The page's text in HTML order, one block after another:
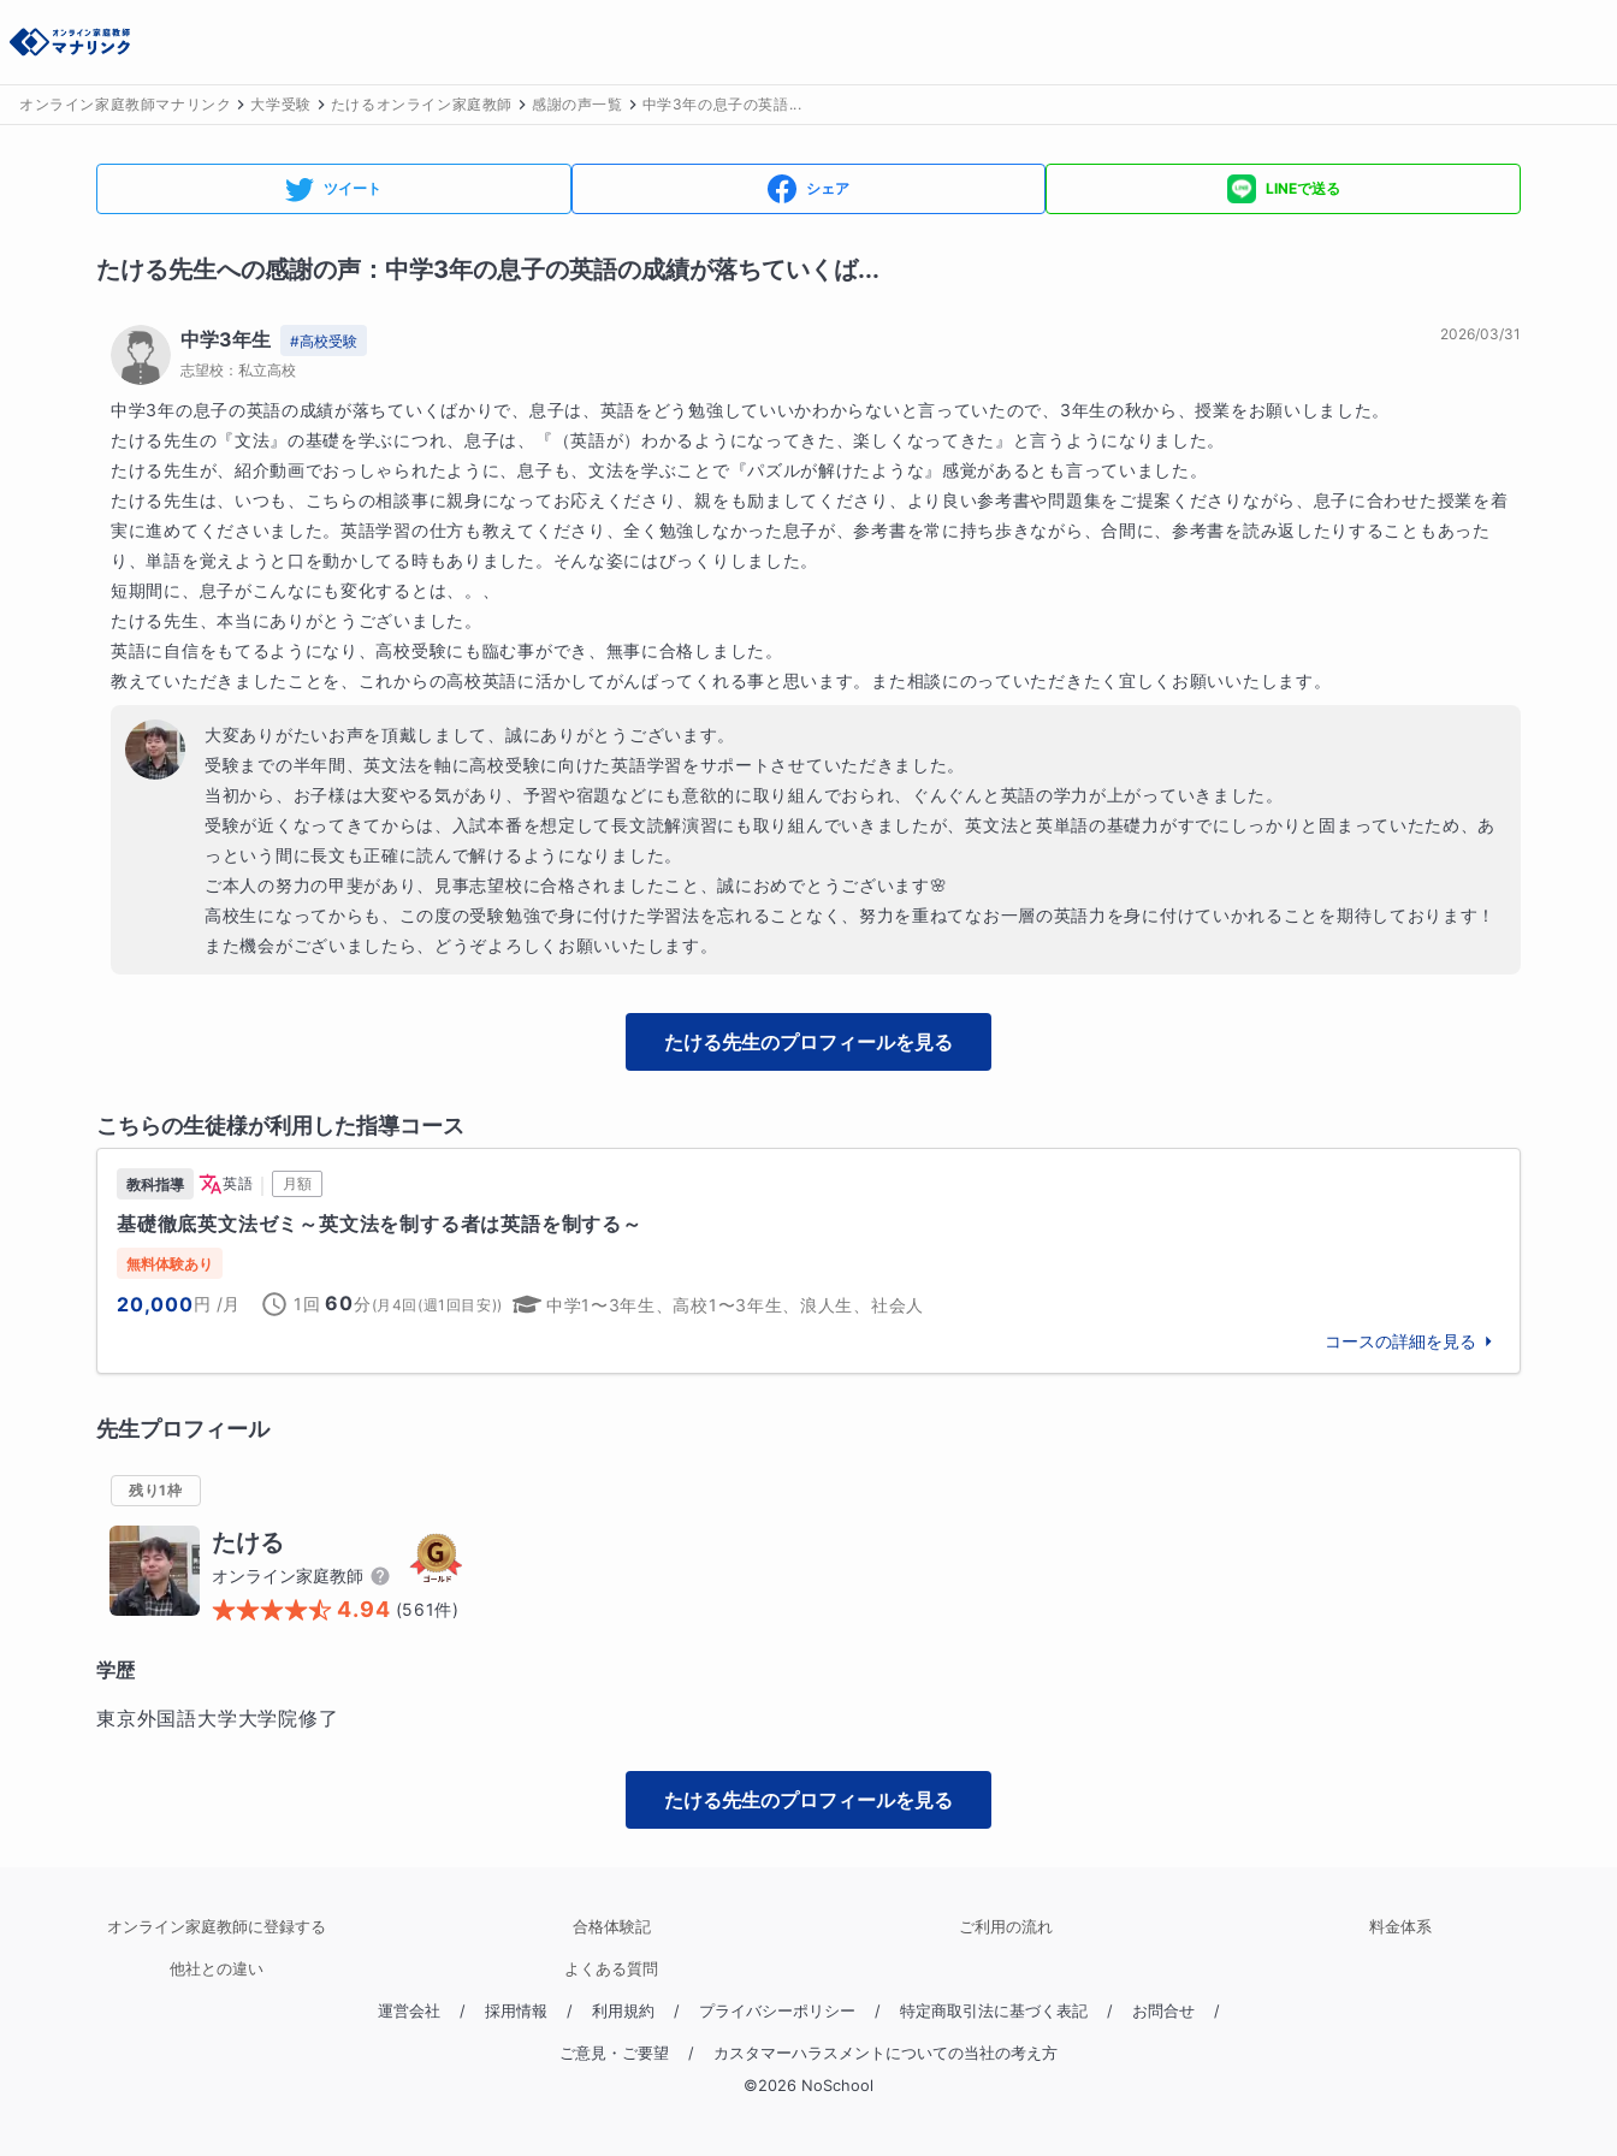
オンライン家庭教師マナリンク 大学受験 たけるオンライン家庭教師 感謝の声一覧 中学3年の息子の英語...
ツイート シェア LINEで送る
たける先生への感謝の声： 中学3年の息子の英語の成績が落ちていくば...
中学3年生 #高校受験
志望校： 私立高校
2026/03/31
中学3年の息子の英語の成績が落ちていくばかりで、息子は、英語をどう勉強していいかわからないと言っていたので、3年生の秋から、授業をお願いしました。
たける先生の『文法』の基礎を学ぶにつれ、息子は、『（英語が）わかるようになってきた、楽しくなってきた』と言うようになりました。
たける先生が、紹介動画でおっしゃられたように、息子も、文法を学ぶことで『パズルが解けたような』感覚があるとも言っていました。
たける先生は、いつも、こちらの相談事に親身になってお応えくださり、親をも励ましてくださり、より良い参考書や問題集をご提案くださりながら、息子に合わせた授業を着
実に進めてくださいました。英語学習の仕方も教えてくださり、全く勉強しなかった息子が、参考書を常に持ち歩きながら、合間に、参考書を読み返したりすることもあった
り、単語を覚えようと口を動かしてる時もありました。そんな姿にはびっくりしました。
短期間に、息子がこんなにも変化するとは、。、
たける先生、本当にありがとうございました。
英語に自信をもてるようになり、高校受験にも臨む事ができ、無事に合格しました。
教えていただきましたことを、これからの高校英語に活かしてがんばってくれる事と思います。また相談にのっていただきたく宜しくお願いいたします。
大変ありがたいお声を頂戴しまして、誠にありがとうございます。
受験までの半年間、英文法を軸に高校受験に向けた英語学習をサポートさせていただきました。
当初から、お子様は大変やる気があり、予習や宿題などにも意欲的に取り組んでおられ、ぐんぐんと英語の学力が上がっていきました。
受験が近くなってきてからは、入試本番を想定して長文読解演習にも取り組んでいきましたが、英文法と英単語の基礎力がすでにしっかりと固まっていたため、あ
っという間に長文も正確に読んで解けるようになりました。
ご本人の努力の甲斐があり、見事志望校に合格されましたこと、誠におめでとうございます🌸
高校生になってからも、この度の受験勉強で身に付けた学習法を忘れることなく、努力を重ねてなお一層の英語力を身に付けていかれることを期待しております！
また機会がございましたら、どうぞよろしくお願いいたします。
たける先生のプロフィールを見る
こちらの生徒様が利用した指導コース
教科指導 英語 月額
基礎徹底英文法ゼミ～英文法を制する者は英語を制する～
無料体験あり
20,000円 /月 1回 60分 (月4回(週1回目安))
中学1〜3年生、高校1〜3年生、浪人生、社会人
コースの詳細を見る
先生プロフィール
残り1枠
たける
オンライン家庭教師
4.94 (561件)
学歴
東京外国語大学大学院修了
たける先生のプロフィールを見る
オンライン家庭教師に登録する 合格体験記 ご利用の流れ 料金体系
他社との違い よくある質問
運営会社 / 採用情報 / 利用規約 / プライバシーポリシー / 特定商取引法に基づく表記 / お問合せ /
ご意見・ご要望 /
カスタマーハラスメントについての当社の考え方
©2026 NoSchool